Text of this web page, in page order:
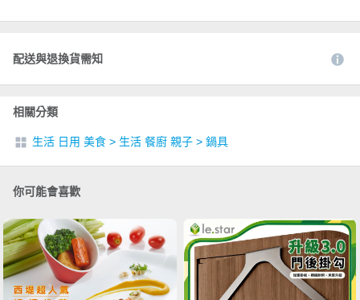
配送與退換貨需知
相關分類
生活 日用 美食 > 生活 餐廚 親子 > 鍋具
你可能會喜歡